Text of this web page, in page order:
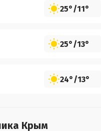
25°/11°
25°/13°
24°/13°
Крым